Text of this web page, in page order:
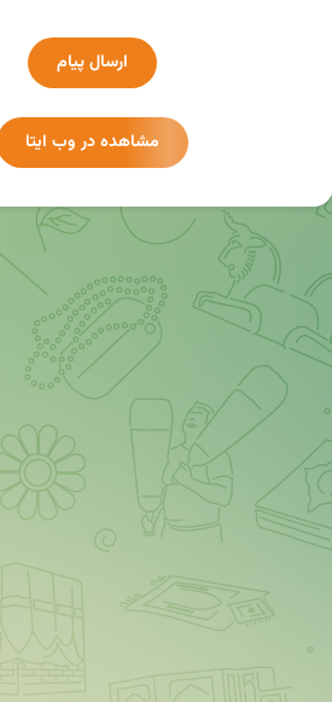
ارسال پیام
مشاهده در وب ایتا